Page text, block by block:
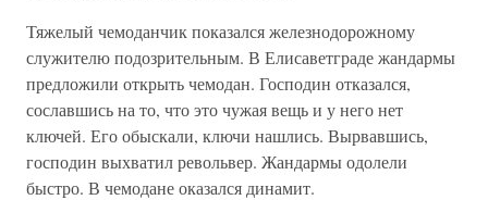
Тяжелый чемоданчик показался железнодорожному
служителю подозрительным. В Елисаветграде жандармы
предложили открыть чемодан. Господин отказался,
сославшись на то, что это чужая вещь и у него нет
ключей. Его обыскали, ключи нашлись. Вырвавшись,
господин выхватил револьвер. Жандармы одолели
быстро. В чемодане оказался динамит.